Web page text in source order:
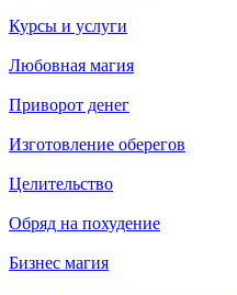
Курсы и услуги
Любовная магия
Приворот денег
Изготовление оберегов
Целительство
Обряд на похудение
Бизнес магия